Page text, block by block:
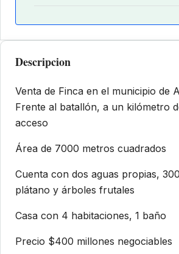
Descripcion
Venta de Finca en el municipio de
Frente al batallón, a un kilómetro
acceso
Área de 7000 metros cuadrados
Cuenta con dos aguas propias,
plátano y árboles frutales
Casa con 4 habitaciones, 1 baño
Precio $400 millones negociables